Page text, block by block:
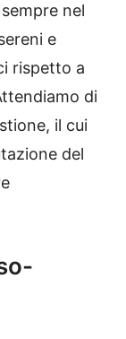
nel
e
rispetto a
di
il cui
del